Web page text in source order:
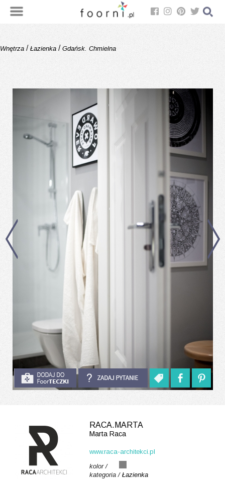
Wnętrza / Łazienka / Gdańsk. Chmielna
RACA.MARTA
Marta Raca
www.raca-architekci.pl
kolor /
kategoria / Łazienka